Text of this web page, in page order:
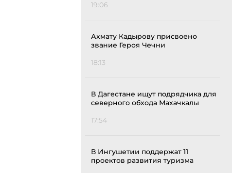
19:06
Ахмату Кадырову присвоено
звание Героя Чечни
18:13
В Дагестане ищут подрядчика для
северного обхода Махачкалы
17:54
В Ингушетии поддержат 11
проектов развития туризма